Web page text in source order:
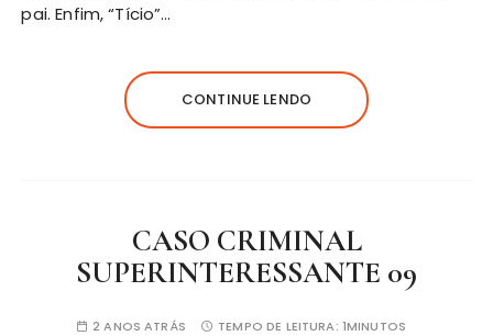
pai. Enfim, “Tício”…
CONTINUE LENDO
CASO CRIMINAL
SUPERINTERESSANTE 09
2 ANOS ATRÁS TEMPO DE LEITURA: 1MINUTOS